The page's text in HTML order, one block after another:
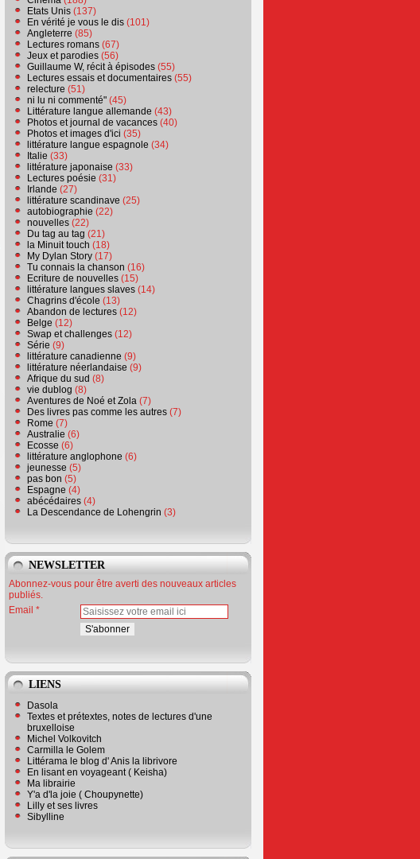
Etats Unis (137)
En vérité je vous le dis (101)
Angleterre (85)
Lectures romans (67)
Jeux et parodies (56)
Guillaume W, récit à épisodes (55)
Lectures essais et documentaires (55)
relecture (51)
ni lu ni commenté" (45)
Littérature langue allemande (43)
Photos et journal de vacances (40)
Photos et images d'ici (35)
littérature langue espagnole (34)
Italie (33)
littérature japonaise (33)
Lectures poésie (31)
Irlande (27)
littérature scandinave (25)
autobiographie (22)
nouvelles (22)
Du tag au tag (21)
la Minuit touch (18)
My Dylan Story (17)
Tu connais la chanson (16)
Ecriture de nouvelles (15)
littérature langues slaves (14)
Chagrins d'école (13)
Abandon de lectures (12)
Belge (12)
Swap et challenges (12)
Série (9)
littérature canadienne (9)
littérature néerlandaise (9)
Afrique du sud (8)
vie dublog (8)
Aventures de Noé et Zola (7)
Des livres pas comme les autres (7)
Rome (7)
Australie (6)
Ecosse (6)
littérature anglophone (6)
jeunesse (5)
pas bon (5)
Espagne (4)
abécédaires (4)
La Descendance de Lohengrin (3)
NEWSLETTER
Abonnez-vous pour être averti des nouveaux articles
publiés.
Email
LIENS
Dasola
Textes et prétextes, notes de lectures d'une
bruxelloise
Michel Volkovitch
Carmilla le Golem
Littérama le blog d' Anis la librivore
En lisant en voyageant ( Keisha)
Ma librairie
Y'a d'la joie ( Choupynette)
Lilly et ses livres
Sibylline